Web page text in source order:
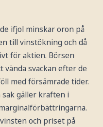
ifjol minskar oron på
till vinstökning och då
för aktien. Börsen
svackan efter de
med försämrade tider.
gäller kraften i
och priset på